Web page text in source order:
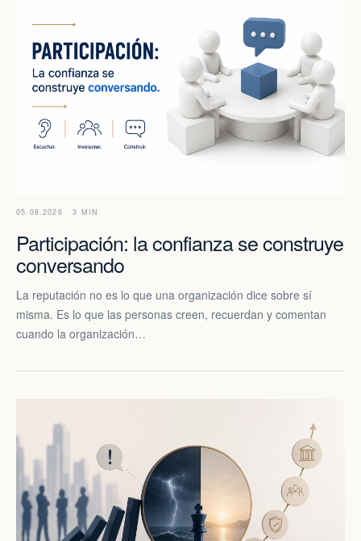
05.08.2026 · 3 MIN
Participación: la confianza se construye
conversando
La reputación no es lo que una organización dice sobre sí
misma. Es lo que las personas creen, recuerdan y comentan
cuando la organización…